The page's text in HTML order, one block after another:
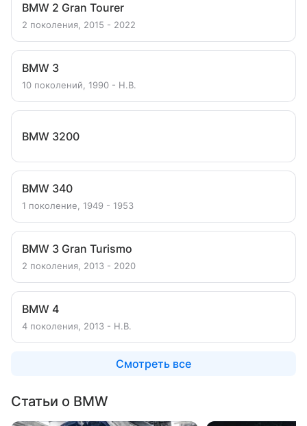
BMW 2 Gran Tourer
2 поколения, 2015 - 2022
BMW 3
10 поколений, 1990 - Н.В.
BMW 3200
BMW 340
1 поколение, 1949 - 1953
BMW 3 Gran Turismo
2 поколения, 2013 - 2020
BMW 4
4 поколения, 2013 - Н.В.
Смотреть все
Статьи о BMW